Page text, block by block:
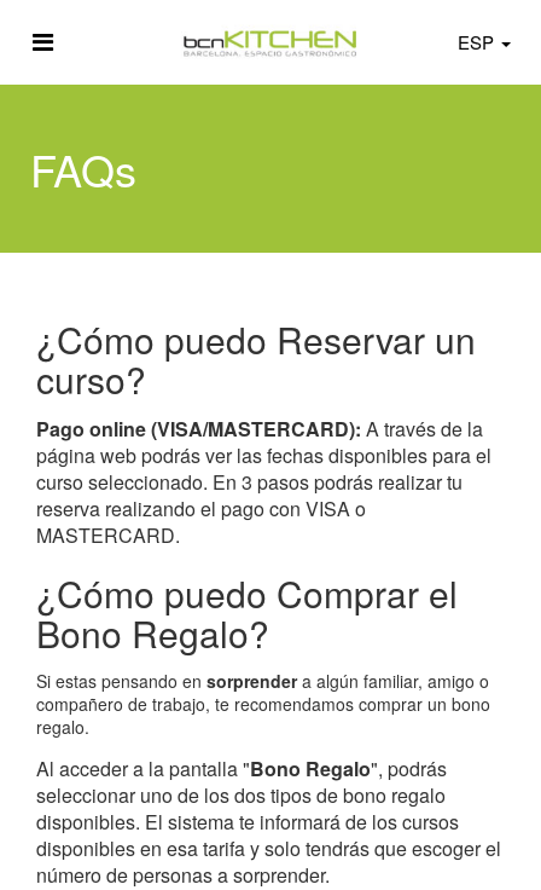
ESP
FAQs
¿Cómo puedo Reservar un
curso?
Pago online (VISA/MASTERCARD): A través de la
página web podrás ver las fechas disponibles para el
curso seleccionado. En 3 pasos podrás realizar tu
reserva realizando el pago con VISA o
MASTERCARD.
¿Cómo puedo Comprar el
Bono Regalo?
Si estas pensando en sorprendera algún familiar, amigo o
compañero de trabajo, te recomendamos comprar un bono
regalo.
Al acceder a la pantalla "Bono Regalo", podrás
seleccionar uno de los dos tipos de bono regalo
disponibles. El sistema te informará de los cursos
disponibles en esa tarifa y solo tendrás que escoger el
número de personas a sorprender.